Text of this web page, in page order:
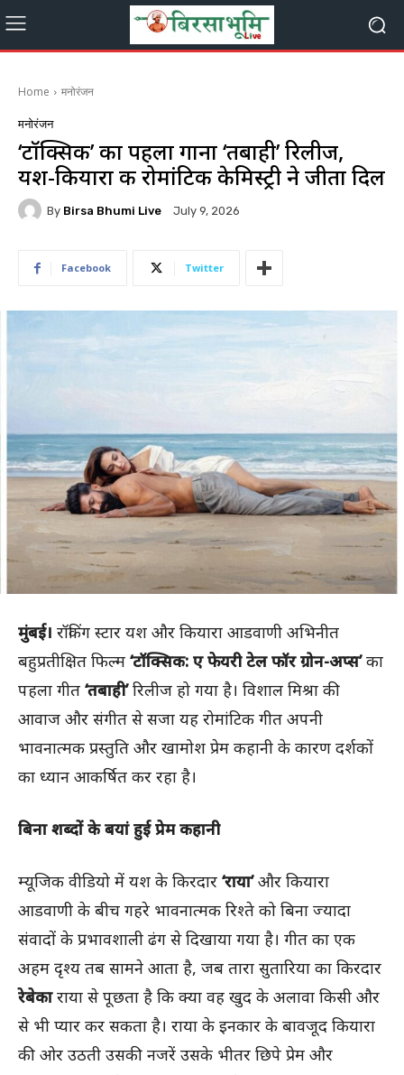
Home मनोरंजन
मनोरंजन
‘टॉक्सिक’ का पहला गाना ‘तबाही’ रिलीज,
यश-कियारा की रोमांटिक केमिस्ट्री ने जीता दिल
By Birsa Bhumi Live July 9, 2026
Facebook Twitter
मुंबई। रॉकिंग स्टार यश और कियारा आडवाणी अभिनीत
बहुप्रतीक्षित फिल्म ‘टॉक्सिक: ए फेयरी टेल फॉर ग्रोन-अप्स’का
पहला गीत ‘तबाही’रिलीज हो गया है। विशाल मिश्रा की
आवाज और संगीत से सजा यह रोमांटिक गीत अपनी
भावनात्मक प्रस्तुति और खामोश प्रेम कहानी के कारण दर्शकों
का ध्यान आकर्षित कर रहा है।
बिना शब्दों के बयां हुई प्रेम कहानी
म्यूजिक वीडियो में यश के किरदार ‘राया’और कियारा
आडवाणी के बीच गहरे भावनात्मक रिश्ते को बिना ज्यादा
संवादों के प्रभावशाली ढंग से दिखाया गया है। गीत का एक
अहम दृश्य तब सामने आता है, जब तारा सुतारिया का किरदार
रेबेकाराया से पूछता है कि क्या वह खुद के अलावा किसी और
से भी प्यार कर सकता है। राया के इनकार के बावजूद कियारा
की ओर उठती उसकी नजरें उसके भीतर छिपे प्रेम और